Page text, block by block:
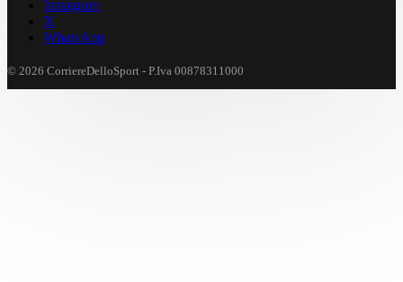
Instagram
X
WhatsApp
© 2026 CorriereDelloSport - P.Iva 00878311000